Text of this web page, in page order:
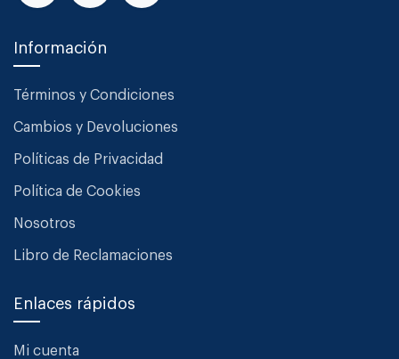
Información
Términos y Condiciones
Cambios y Devoluciones
Políticas de Privacidad
Política de Cookies
Nosotros
Libro de Reclamaciones
Enlaces rápidos
Mi cuenta